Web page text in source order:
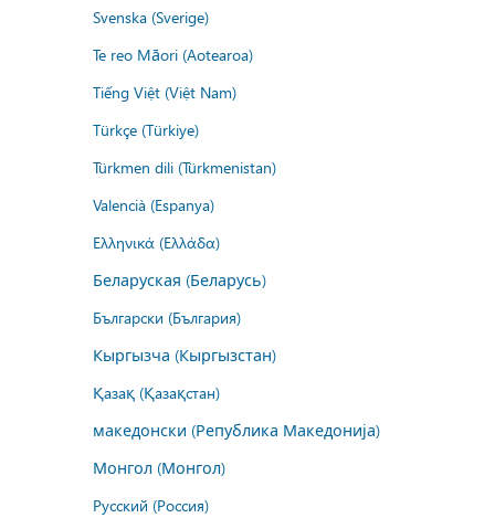
Svenska (Sverige)
Te reo Māori (Aotearoa)
Tiếng Việt (Việt Nam)
Türkçe (Türkiye)
Türkmen dili (Türkmenistan)
Valencià (Espanya)
Ελληνικά (Ελλάδα)
Беларуская (Беларусь)
Български (България)
Кыргызча (Кыргызстан)
Қазақ (Қазақстан)
македонски (Република Македонија)
Монгол (Монгол)
Русский (Россия)